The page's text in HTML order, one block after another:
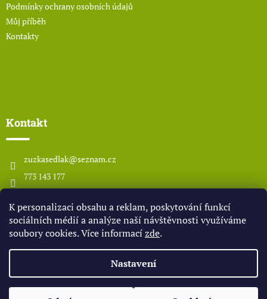
K personalizaci obsahu a reklam, poskytování funkcí
sociálních médií a analýze naší návštěvnosti využíváme
soubory cookies. Více informacízde.
Nastavení
Podmínky ochrany osobních údajů
Můj příběh
Kontakty
Kontakt
zuzkasedlak@seznam.cz
773 143 177
odsedlaka
. Všechna práva vyhrazena.